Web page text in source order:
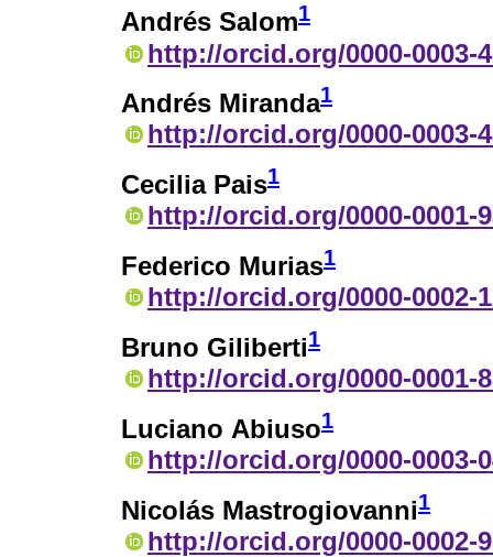
Andrés Salom1
http://orcid.org/0000-0003-
Andrés Miranda1
http://orcid.org/0000-0003-
Cecilia Pais1
http://orcid.org/0000-0001-
Federico Murias1
http://orcid.org/0000-0002-
Bruno Giliberti1
http://orcid.org/0000-0001-
Luciano Abiuso1
http://orcid.org/0000-0003-
Nicolás Mastrogiovanni1
http://orcid.org/0000-0002-